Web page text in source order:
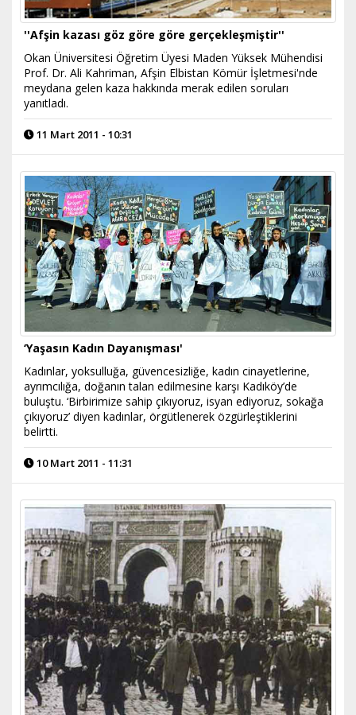
''Afşin kazası göz göre göre gerçekleşmiştir''
Okan Üniversitesi Öğretim Üyesi Maden Yüksek Mühendisi
Prof. Dr. Ali Kahriman, Afşin Elbistan Kömür İşletmesi'nde
meydana gelen kaza hakkında merak edilen soruları
yanıtladı.
11 Mart 2011 - 10:31
‘Yaşasın Kadın Dayanışması'
Kadınlar, yoksulluğa, güvencesizliğe, kadın cinayetlerine,
ayrımcılığa, doğanın talan edilmesine karşı Kadıköy’de
buluştu. ‘Birbirimize sahip çıkıyoruz, isyan ediyoruz, sokağa
çıkıyoruz’ diyen kadınlar, örgütlenerek özgürleştiklerini
belirtti.
10 Mart 2011 - 11:31